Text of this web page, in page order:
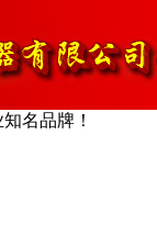
名品牌！